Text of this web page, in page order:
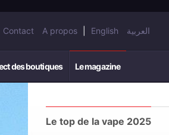
Contact A propos English العربية
des boutiques Le magazine
Le top de la vape 2025